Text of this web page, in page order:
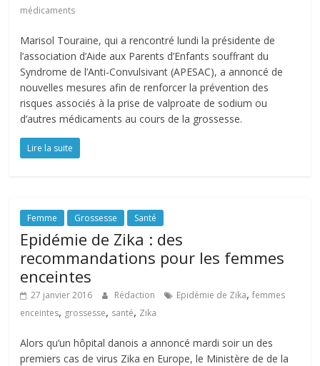
médicaments
Marisol Touraine, qui a rencontré lundi la présidente de
l’association d’Aide aux Parents d’Enfants souffrant du
Syndrome de l’Anti-Convulsivant (APESAC), a annoncé de
nouvelles mesures afin de renforcer la prévention des
risques associés à la prise de valproate de sodium ou
d’autres médicaments au cours de la grossesse.
Lire la suite
Femme Grossesse Santé
Epidémie de Zika : des
recommandations pour les femmes
enceintes
27 janvier 2016 Rédaction Epidémie de Zika,femmes
enceintes, grossesse, santé, Zika
Alors qu’un hôpital danois a annoncé mardi soir un des
premiers cas de virus Zika en Europe, le Ministère de de la